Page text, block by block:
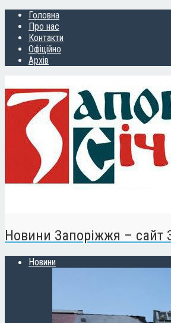
Головна
Про нас
Контакти
Офіційно
Архів
Новини Запоріжжя – сайт
Новини